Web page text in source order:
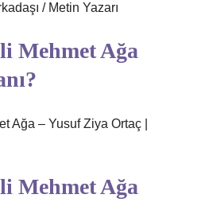
/ Metin Yazarı
Mehmet Ağa
Ağa – Yusuf Ziya Ortaç |
Mehmet Ağa